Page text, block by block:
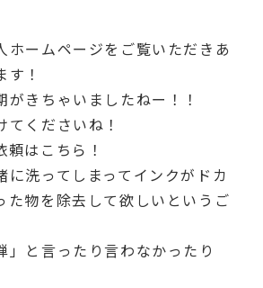
ホームページをご覧いただきあ
！
がきちゃいましたねー！！
くださいね！
はこちら！
に洗ってしまってインクがドカ
た物を除去して欲しいというご
」と言ったり言わなかったり